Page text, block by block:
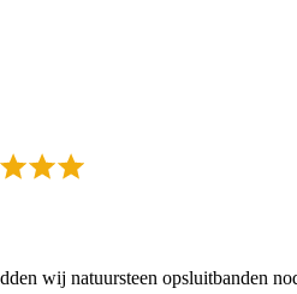
wij natuursteen opsluitbanden